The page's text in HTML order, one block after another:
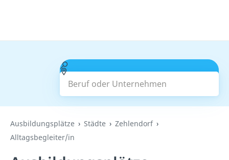
Beruf oder Unternehmen
Suchen
Ausbildungsplätze Städte
Zehlendorf
Alltagsbegleiter/in